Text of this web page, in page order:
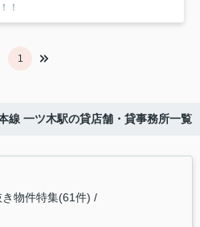
！
1
線 一ツ木駅の貸店舗・貸事務所一覧
き物件特集(61件)